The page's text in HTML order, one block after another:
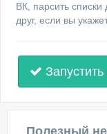
ВК, парсить
друг, если вы